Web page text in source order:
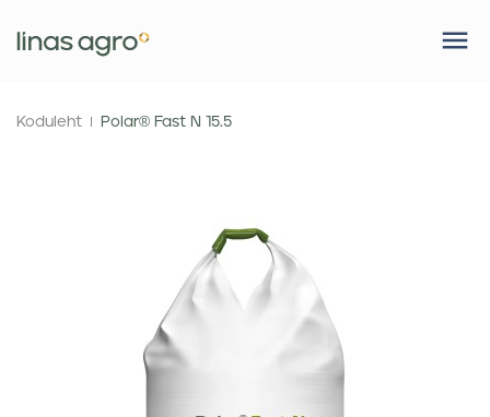
Koduleht Polar® Fast N 15.5